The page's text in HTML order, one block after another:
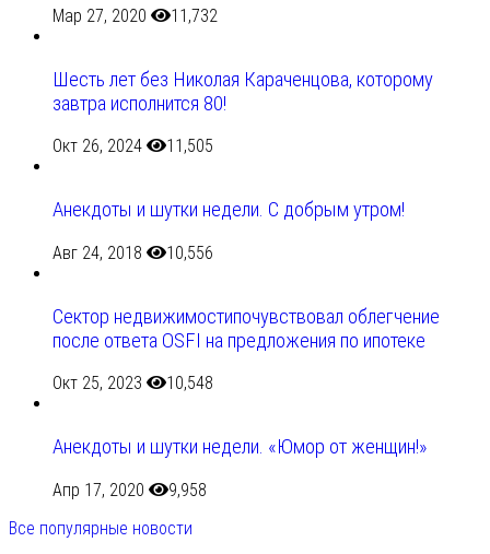
Мар 27, 2020 11,732
Шесть лет без Николая Караченцова, которому
завтра исполнится 80!
Окт 26, 2024 11,505
Анекдоты и шутки недели. С добрым утром!
Авг 24, 2018 10,556
Сектор недвижимостипочувствовал облегчение
после ответа OSFI на предложения по ипотеке
Окт 25, 2023 10,548
Анекдоты и шутки недели. «Юмор от женщин!»
Апр 17, 2020
9,958
Все популярные новости